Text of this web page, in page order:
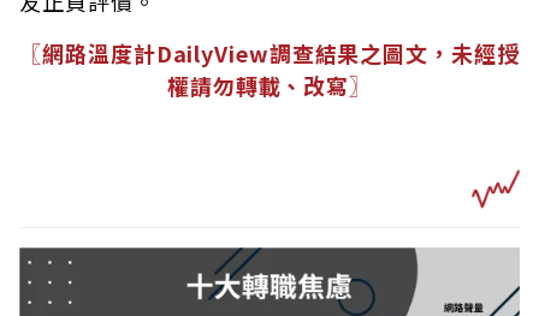
〖網路溫度計DailyView調查結果之圖文，未經授
權請勿轉載、改寫〗